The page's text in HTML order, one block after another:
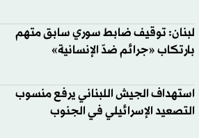
لبنان: توقيف ضابط سوري سابق متهم
بارتكاب «جرائم ضدّ الإنسانية»
استهداف الجيش اللبناني يرفع منسوب
التصعيد الإسرائيلي في الجنوب